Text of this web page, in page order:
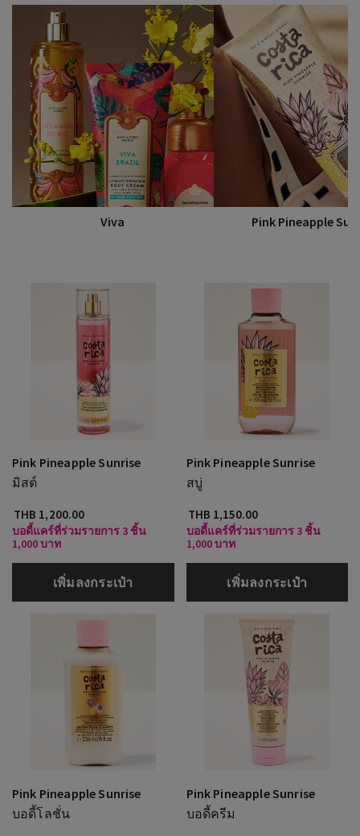
Viva Pink Pineapple
Pink Pineapple Sunrise
มิสต์
THB 1,200.00
บอดี้แคร์ที่ร่วมรายการ 3 ชิ้น
1,000 บาท
เพิ่มลงกระเป๋า
Pink Pineapple Sunrise
สบู่
THB 1,150.00
บอดี้แคร์ที่ร่วมรายการ 3 ชิ้น
1,000 บาท
เพิ่มลงกระเป๋า
Pink Pineapple Sunrise
บอดี้โลชั่น
Pink Pineapple Sunrise
บอดี้ครีม